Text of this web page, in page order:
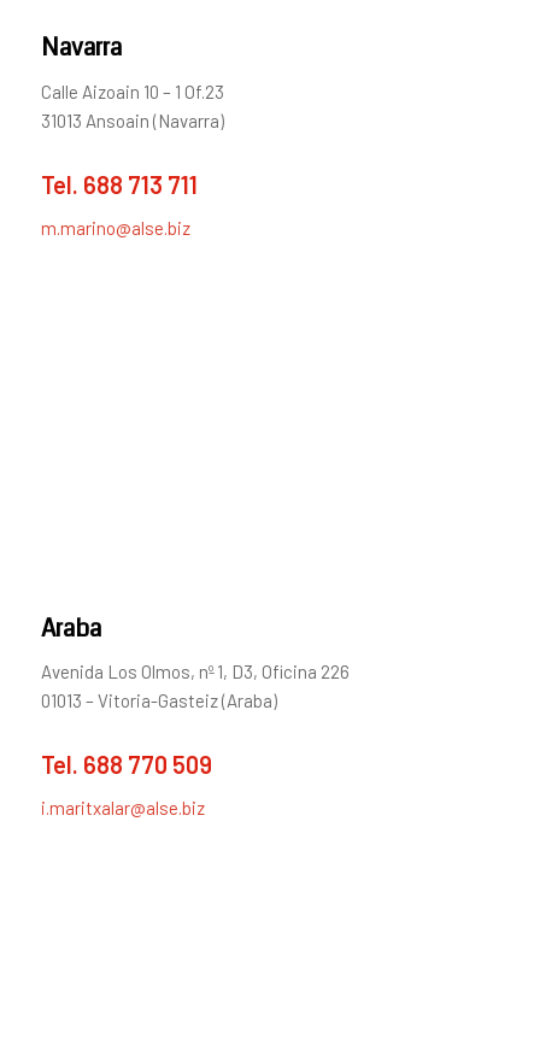
Navarra
Calle Aizoain 10 – 1 Of.23
31013 Ansoain (Navarra)
Tel. 688 713 711
m.marino@alse.biz
Araba
Avenida Los Olmos, nº 1, D3, Oficina 226
01013 – Vitoria-Gasteiz (Araba)
Tel. 688 770 509
i.maritxalar@alse.biz